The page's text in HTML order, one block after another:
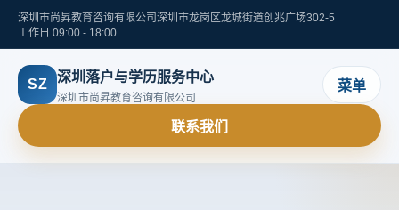
深圳市尚昇教育咨询有限公司 深圳市龙岗区龙城街道创兆广场302-5
工作日 09:00 - 18:00
SZ 深圳落户与学历服务中心
深圳市尚昇教育咨询有限公司
菜单
联系我们